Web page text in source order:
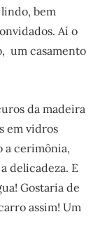
bem
Aí o
um casamento
da madeira
em vidros
a cerimônia,
delicadeza. E
Gostaria de
assim! Um